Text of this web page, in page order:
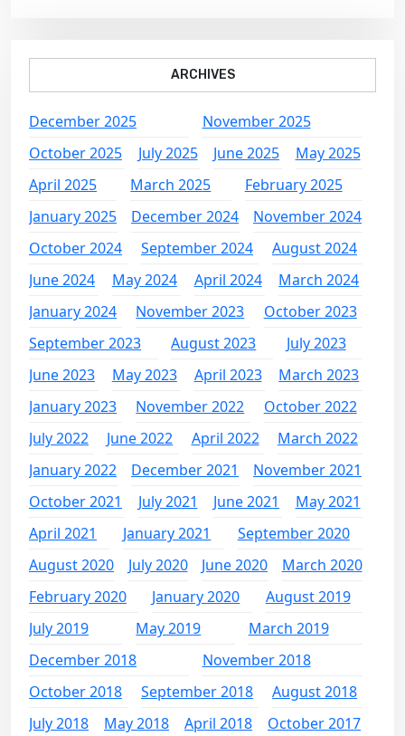
ARCHIVES
December 2025
November 2025
October 2025
July 2025 June 2025
May 2025
April 2025
March 2025
February 2025
January 2025
December 2024
November 2024
October 2024
September 2024
August 2024
June 2024
May 2024 April 2024
March 2024
January 2024
November 2023
October 2023
September 2023
August 2023
July 2023
June 2023
May 2023 April 2023
March 2023
January 2023
November 2022
October 2022
July 2022
June 2022 April 2022
March 2022
January 2022
December 2021
November 2021
October 2021
July 2021 June 2021
May 2021
April 2021
January 2021
September 2020
August 2020
July 2020 June 2020
March 2020
February 2020
January 2020
August 2019
July 2019
May 2019
March 2019
December 2018
November 2018
October 2018
September 2018
August 2018
July 2018
May 2018 April 2018 October 2017